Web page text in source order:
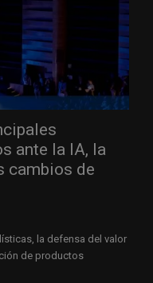
ante la IA, la
cambios de
la defensa del valor
de productos